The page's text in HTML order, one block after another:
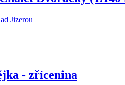
- zřícenina